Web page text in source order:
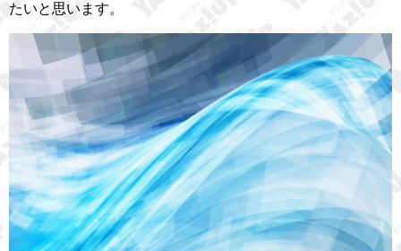
たいと思います。